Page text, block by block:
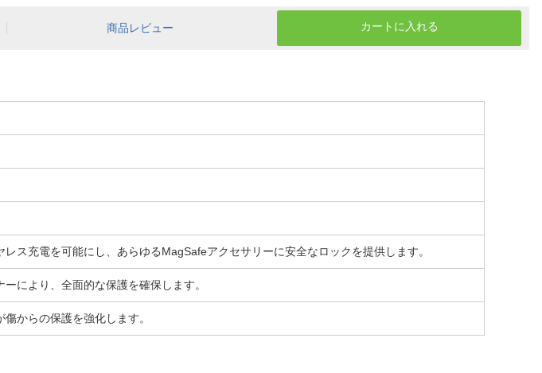
カートに入れる
商品レビュー
ス充電を可能にし、あらゆるMagSafeアクセサリーに安全なロックを提供します。
により、全面的な保護を確保します。
からの保護を強化します。